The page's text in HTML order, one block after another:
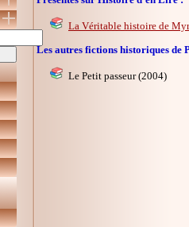
La Véritable histoire de
Les autres fictions historiques de
Le Petit passeur (2004)